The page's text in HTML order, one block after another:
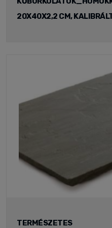
20X40X2,2 CM,
TERMÉSZETES